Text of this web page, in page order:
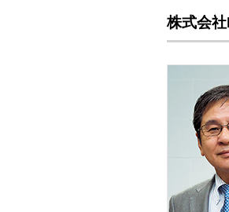
株式会